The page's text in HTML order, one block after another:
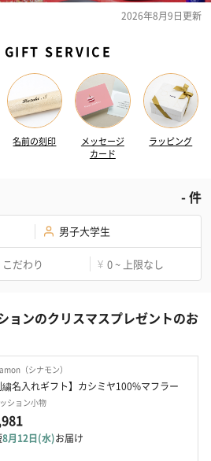
2026年8月9日更新
SERVICE
名前の刻印
メッセージ
カード
ラッピング
-件
男子大学生
こだわり ¥ 0 ~ 上限なし
ョンのクリスマスプレゼントのお
（シナモン）
繍名入れギフト】カシミヤ100%マフラー
ション小物
8月12日(水)お届け